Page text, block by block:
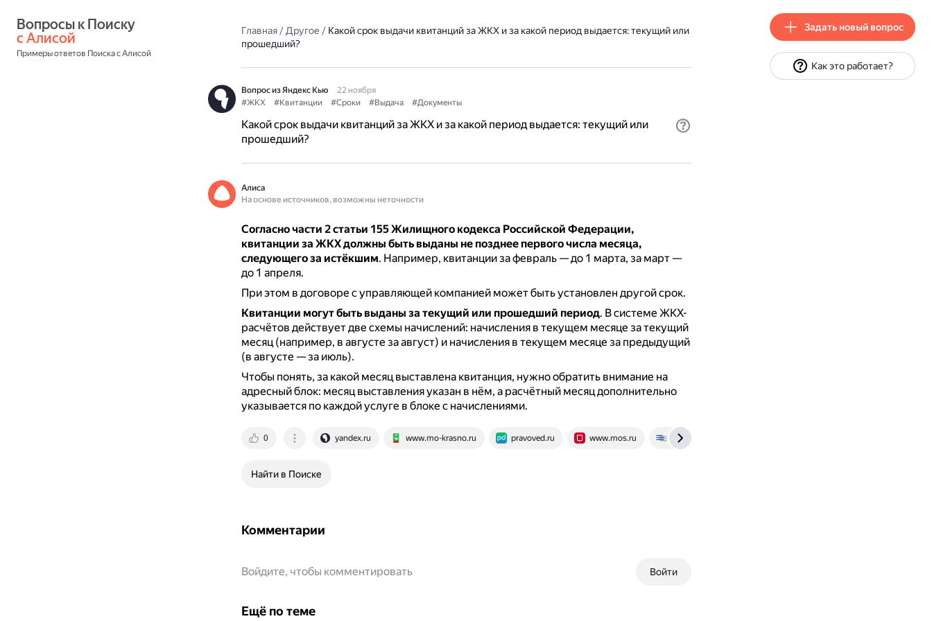
с Алисой
Примеры ответов Поиска с Алисой
Главная/Другое / Какой срок выдачи квитанций за ЖКХ и за какой период выдается: текущий или
прошедший?
Вопрос из Яндекс Кью
22 ноября
#ЖКХ
#Квитанции #Сроки #Выдача #Документы
Какой срок выдачи квитанций за ЖКХ и за какой период выдается: текущий или
прошедший?
Алиса
На основе источников, возможны неточности
Согласно части 2 статьи 155 Жилищного кодекса Российской Федерации,
квитанции за ЖКХ должны быть выданы не позднее первого числа месяца,
следующего за истёкшим. Например, квитанции за февраль — до 1 марта, за март —
до 1 апреля.
При этом в договоре с управляющей компанией может быть установлен другой срок.
Квитанции могут быть выданы за текущий или прошедший период. В системе ЖКХ-
расчётов действует две схемы начислений: начисления в текущем месяце за текущий
месяц (например, в августе за август) и начисления в текущем месяце за предыдущий
(в августе — за июль).
Чтобы понять, за какой месяц выставлена квитанция, нужно обратить внимание на
адресный блок: месяц выставления указан в нём, а расчётный месяц дополнительно
указывается по каждой услуге в блоке с начислениями.
0 yandex.ru www.mo-krasno.ru pravoved.ru www.mos.ru xn--96-mlc8b4a.xn--p1ai
Найти в Поиске
Комментарии
Войти
Войдите, чтобы комментировать
Ещё по теме
Задать новый вопрос
Как это работает?